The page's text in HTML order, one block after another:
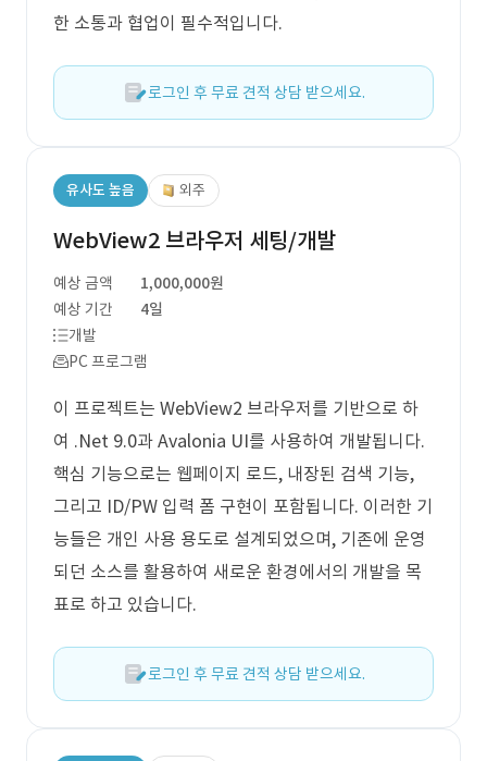
한 소통과 협업이 필수적입니다.
로그인 후 무료 견적 상담 받으세요.
유사도 높음 외주
WebView2 브라우저 세팅/개발
예상 금액
1,000,000원
예상 기간
4일
개발
PC 프로그램
이 프로젝트는 WebView2 브라우저를 기반으로 하
여 .Net 9.0과 Avalonia UI를 사용하여 개발됩니다.
핵심 기능으로는 웹페이지 로드, 내장된 검색 기능,
그리고 ID/PW 입력 폼 구현이 포함됩니다. 이러한 기
능들은 개인 사용 용도로 설계되었으며, 기존에 운영
되던 소스를 활용하여 새로운 환경에서의 개발을 목
표로 하고 있습니다.
로그인 후 무료 견적 상담 받으세요.